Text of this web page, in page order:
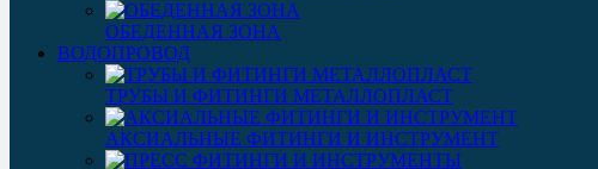
ОБЕДЕННАЯ ЗОНА
ВОДОПРОВОД
ТРУБЫ И ФИТИНГИ МЕТАЛЛОПЛАСТ
АКСИАЛЬНЫЕ ФИТИНГИ И ИНСТРУМЕНТ